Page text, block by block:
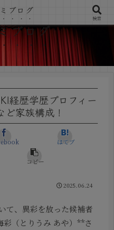
ブログ
経歴学歴プロフィー
家族構成！
はてブ
コピー
2025.06.24
て、異彩を放った候補者
（とりうみ あや）**さ
ブログ
検索